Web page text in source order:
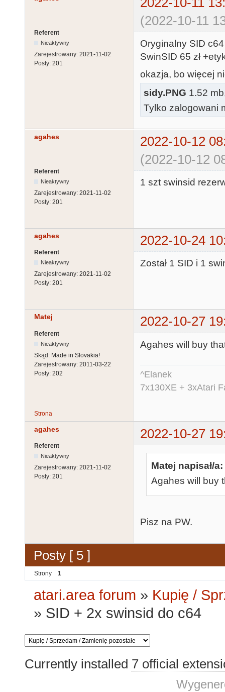
(2022-10-11
Referent
Nieaktywny
Zarejestrowany: 2021-11-02
Posty: 201
Oryginalny SID
SwinSID 65 zł
okazja, bo więcej
sidy.PNG 1.52
Tylko zalogowani
agahes
2022-10-12
(2022-10-12
Referent
Nieaktywny
Zarejestrowany: 2021-11-02
Posty: 201
1 szt swinsid
agahes 2022-10-24
Referent
Nieaktywny
Zarejestrowany: 2021-11-02
Posty: 201
Został 1 SID i 1
Matej 2022-10-27
Referent
Nieaktywny
Skąd: Made in Slovakia!
Zarejestrowany: 2011-03-22
Posty: 202
Agahes will buy
^Elanek
7x130XE + 3xAtari
Strona
agahes 2022-10-27
Referent
Nieaktywny
Zarejestrowany: 2021-11-02
Posty: 201
Matej napisał/a:
Agahes will buy
Pisz na PW.
Posty [ 5 ]
Strony 1
atari.area forum » Kupię /
» SID + 2x swinsid do c64
Currently installed 7 official